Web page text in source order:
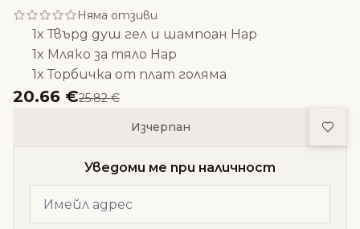
Няма отзиви
1x Твърд душ гел и шампоан Нар
1x Мляко за тяло Нар
1x Торбичка от плат голяма
20.66 €25.82 €
Изчерпан
Уведоми ме при наличност